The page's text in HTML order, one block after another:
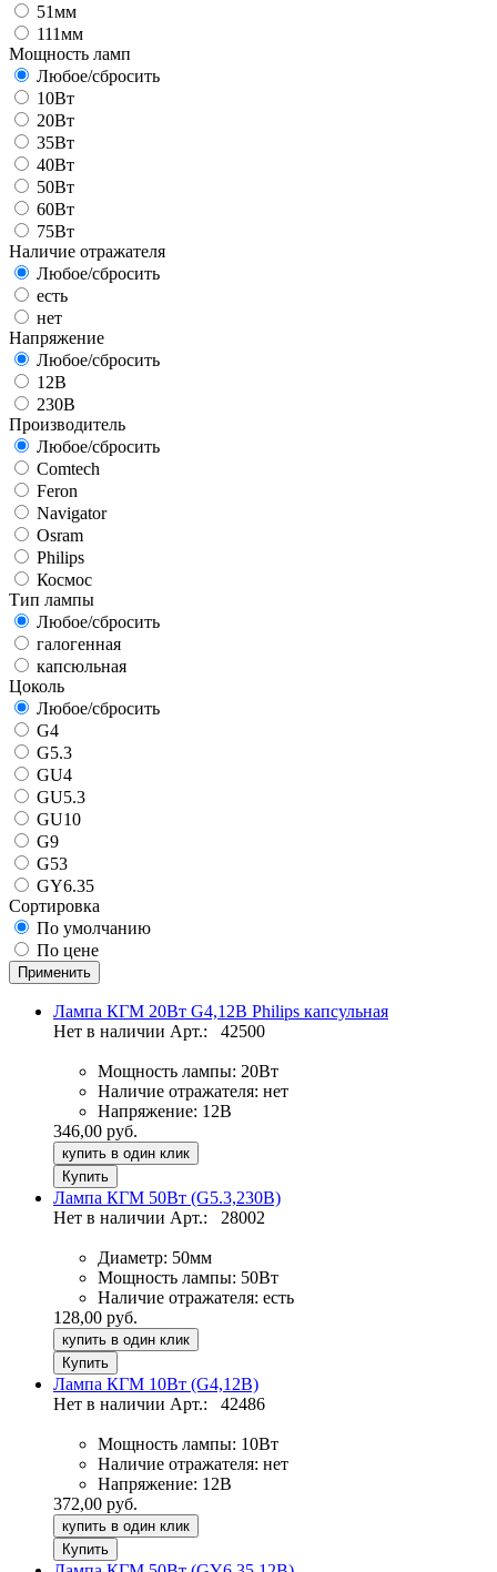
51мм
111мм
Мощность ламп
Любое/сбросить
10Вт
20Вт
35Вт
40Вт
50Вт
60Вт
75Вт
Наличие отражателя
Любое/сбросить
есть
нет
Напряжение
Любое/сбросить
12В
230В
Производитель
Любое/сбросить
Comtech
Feron
Navigator
Osram
Philips
Космос
Тип лампы
Любое/сбросить
галогенная
капсюльная
Цоколь
Любое/сбросить
G4
G5.3
GU4
GU5.3
GU10
G9
G53
GY6.35
Сортировка
По умолчанию
По цене
Лампа КГМ 20Вт G4,12В Philips капсульная
Нет в наличии Арт.: 42500
Мощность лампы: 20Вт
Наличие отражателя: нет
Напряжение: 12В
346,00 руб.
купить в один клик
Лампа КГМ 50Вт (G5.3,230В)
Нет в наличии Арт.: 28002
Диаметр: 50мм
Мощность лампы: 50Вт
Наличие отражателя: есть
128,00 руб.
купить в один клик
Лампа КГМ 10Вт (G4,12В)
Нет в наличии Арт.: 42486
Мощность лампы: 10Вт
Наличие отражателя: нет
Напряжение: 12В
372,00 руб.
купить в один клик